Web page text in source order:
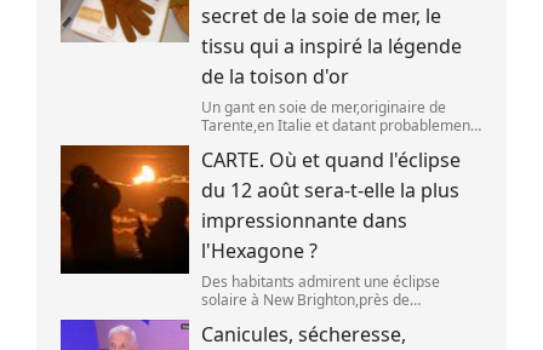
secret de la soie de mer, le
tissu qui a inspiré la légende
de la toison d'or
Un gant en soie de mer,originaire de
Tarente,en Italie et datant probablement
JOHN HILL)
CARTE. Où et quand l'éclipse
du 12 août sera-t-elle la plus
impressionnante dans
l'Hexagone ?
Des habitants admirent une éclipse
solaire à New Brighton,près de
septembre 2025. (SANKA VIDANAGAMA )
Canicules, sécheresse,